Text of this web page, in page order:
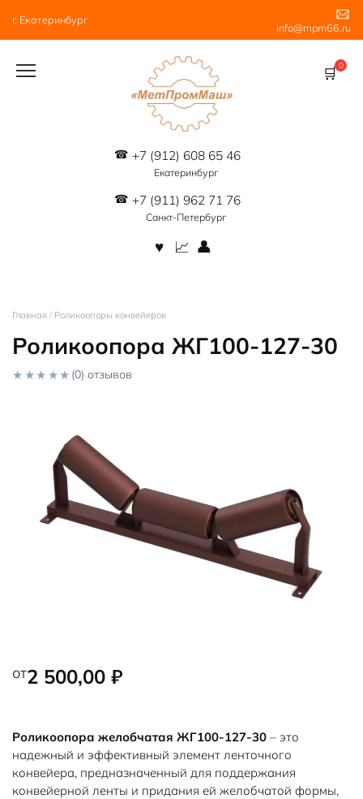
содержанию
г. Екатеринбург
info@mpm66.ru
+7 (912) 608 65 46
Екатеринбург
+7 (911) 962 71 76
Санкт-Петербург
0
Главная / Роликоопоры конвейеров
Роликоопора ЖГ100-127-30
(0) отзывов
от2 500,00 ₽
Роликоопора желобчатая ЖГ100-127-30 – это
надежный и эффективный элемент ленточного
конвейера, предназначенный для поддержания
конвейерной ленты и придания ей желобчатой формы,